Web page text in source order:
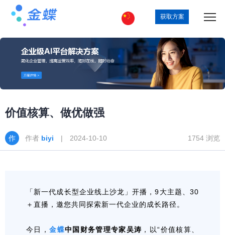
获取方案
价值核算、做优做强
作者 biyi | 2024-10-10 1754 浏览
「新一代成长型企业线上沙龙」开播，9大主题、30
＋直播，邀您共同探索新一代企业的成长路径。
今日，金蝶中国财务管理专家吴涛 ，以“价值核算、